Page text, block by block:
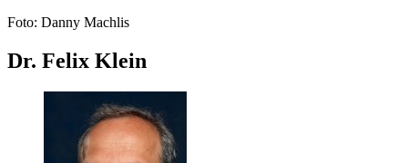
Foto: Danny Machlis
Dr. Felix Klein